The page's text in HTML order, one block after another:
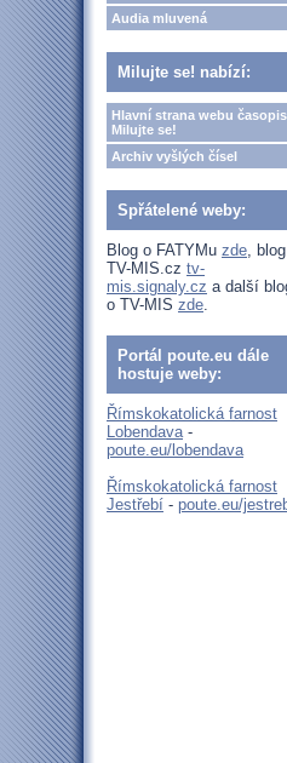
Audia mluvená
Milujte se! nabízí:
Hlavní strana webu
Milujte se!
Archiv vyšlých čísel
Spřátelené weby:
Blog o FATYMu zde,
TV-MIS.cz tv-
mis.signaly.cz a další
o TV-MIS zde.
Portál poute.eu dále
hostuje weby:
Římskokatolická farnost
Lobendava-
poute.eu/lobendava
Římskokatolická farnost
Jestřebí - poute.eu/